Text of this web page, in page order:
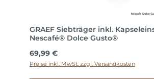
GRAEF Siebträger inkl.
Nescafé® Dolce Gusto®
Regulärer Preis:
69,99 €
Preise inkl. MwSt. zzgl. Versandkosten